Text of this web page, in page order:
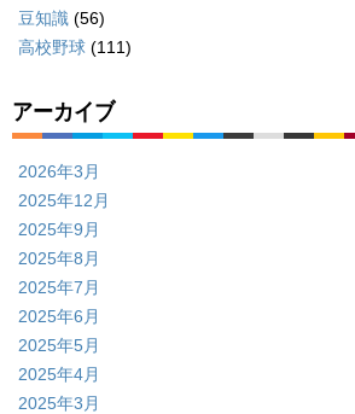
豆知識 (56)
高校野球 (111)
アーカイブ
2026年3月
2025年12月
2025年9月
2025年8月
2025年7月
2025年6月
2025年5月
2025年4月
2025年3月